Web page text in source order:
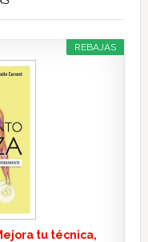
REBAJAS
tu técnica,